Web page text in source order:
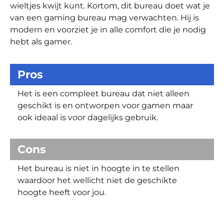
wieltjes kwijt kunt. Kortom, dit bureau doet wat je
van een gaming bureau mag verwachten. Hij is
modern en voorziet je in alle comfort die je nodig
hebt als gamer.
Pros
Het is een compleet bureau dat niet alleen
geschikt is en ontworpen voor gamen maar
ook ideaal is voor dagelijks gebruik.
Cons
Het bureau is niet in hoogte in te stellen
waardoor het wellicht niet de geschikte
hoogte heeft voor jou.